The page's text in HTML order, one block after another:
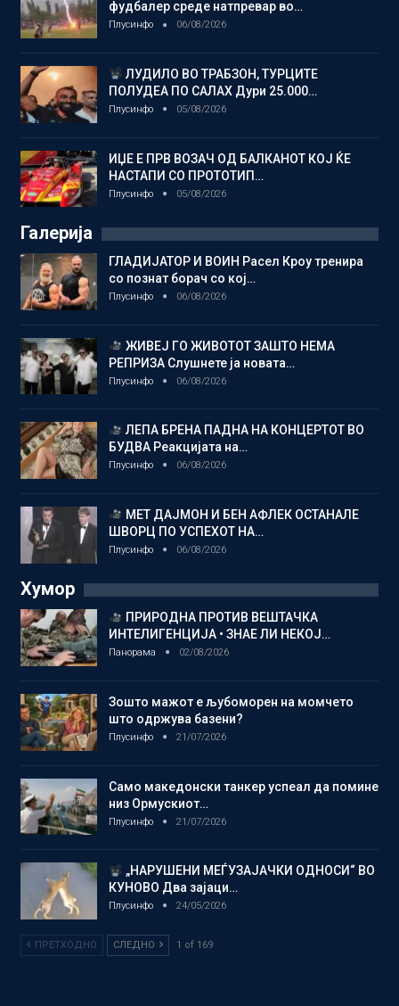
фудбалер среде натпревар во…
Плусинфо 06/08/2026
ЛУДИЛО ВО ТРАБЗОН, ТУРЦИТЕ
ПОЛУДЕА ПО САЛАХ Дури 25.000…
Плусинфо 05/08/2026
ИЏЕ Е ПРВ ВОЗАЧ ОД БАЛКАНОТ КОЈ ЌЕ
НАСТАПИ СО ПРОТОТИП…
Плусинфо 05/08/2026
Галерија
ГЛАДИЈАТОР И ВОИН Расел Кроу тренира
со познат борач со кој…
Плусинфо 06/08/2026
ЖИВЕЈ ГО ЖИВОТОТ ЗАШТО НЕМА
РЕПРИЗА Слушнете ја новата…
Плусинфо 06/08/2026
ЛЕПА БРЕНА ПАДНА НА КОНЦЕРТОТ ВО
БУДВА Реакцијата на…
Плусинфо 06/08/2026
МЕТ ДАЈМОН И БЕН АФЛЕК ОСТАНАЛЕ
ШВОРЦ ПО УСПЕХОТ НА…
Плусинфо 06/08/2026
Хумор
ПРИРОДНА ПРОТИВ ВЕШТАЧКА
ИНТЕЛИГЕНЦИЈА • ЗНАЕ ЛИ НЕКОЈ…
Панорама 02/08/2026
Зошто мажот е љубоморен на момчето
што одржува базени?
Плусинфо 21/07/2026
Само македонски танкер успеал да помине
низ Ормускиот…
Плусинфо 21/07/2026
„НАРУШЕНИ МЕЃУЗАЈАЧКИ ОДНОСИ“ ВО
КУНОВО Два зајаци…
Плусинфо 24/05/2026
ПРЕТХОДНО СЛЕДНО 1 of 169